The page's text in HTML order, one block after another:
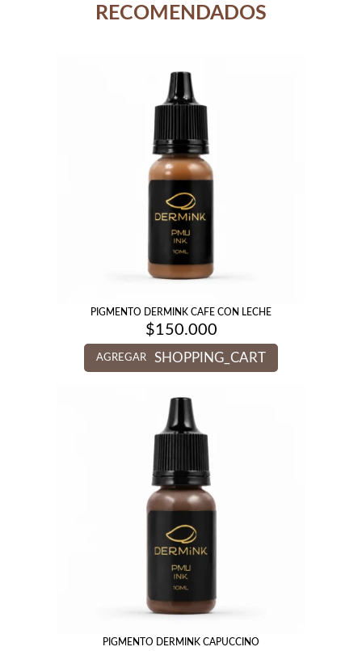
RECOMENDADOS
PIGMENTO DERMINK CAFE CON LECHE
$150.000
AGREGAR SHOPPING_CART
PIGMENTO DERMINK CAPUCCINO